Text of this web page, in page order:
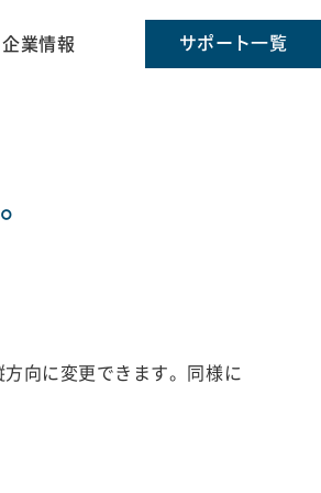
企業情報 サポート一覧
向に変更できます。同様に